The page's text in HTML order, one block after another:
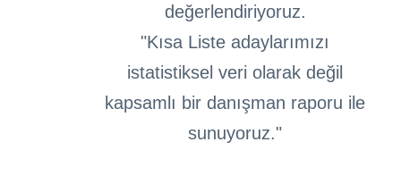
değerlendiriyoruz.
"Kısa Liste adaylarımızı
istatistiksel veri olarak değil
kapsamlı bir danışman raporu ile
sunuyoruz."